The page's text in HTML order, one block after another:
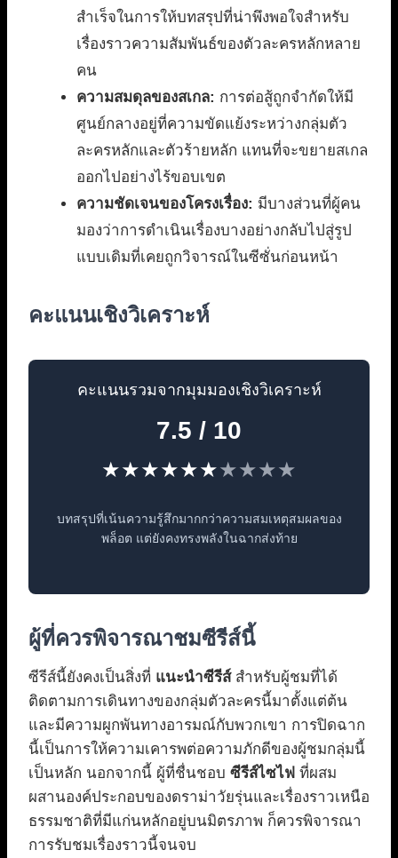
สำเร็จในการให้บทสรุปที่น่าพึงพอใจสำหรับ
เรื่องราวความสัมพันธ์ของตัวละครหลักหลาย
คน
ความสมดุลของสเกล: การต่อสู้ถูกจำกัดให้มี
ศูนย์กลางอยู่ที่ความขัดแย้งระหว่างกลุ่มตัว
ละครหลักและตัวร้ายหลัก แทนที่จะขยายสเกล
ออกไปอย่างไร้ขอบเขต
ความชัดเจนของโครงเรื่อง: มีบางส่วนที่ผู้คน
มองว่าการดำเนินเรื่องบางอย่างกลับไปสู่รูป
แบบเดิมที่เคยถูกวิจารณ์ในซีซั่นก่อนหน้า
คะแนนเชิงวิเคราะห์
คะแนนรวมจากมุมมองเชิงวิเคราะห์
7.5 / 10
★★★★★★★★★★
บทสรุปที่เน้นความรู้สึกมากกว่าความสมเหตุสมผลของ
พล็อต แต่ยังคงทรงพลังในฉากส่งท้าย
ผู้ที่ควรพิจารณาชมซีรีส์นี้
ซีรีส์นี้ยังคงเป็นสิ่งที่ แนะนำซีรีส์สำหรับผู้ชมที่ได้
ติดตามการเดินทางของกลุ่มตัวละครนี้มาตั้งแต่ต้น
และมีความผูกพันทางอารมณ์กับพวกเขา การปิดฉาก
นี้เป็นการให้ความเคารพต่อความภักดีของผู้ชมกลุ่มนี้
เป็นหลัก นอกจากนี้ ผู้ที่ชื่นชอบ ซีรีส์ไซไฟ ที่ผสม
ผสานองค์ประกอบของดราม่าวัยรุ่นและเรื่องราวเหนือ
ธรรมชาติที่มีแก่นหลักอยู่บนมิตรภาพ ก็ควรพิจารณา
การรับชมเรื่องราวนี้จนจบ